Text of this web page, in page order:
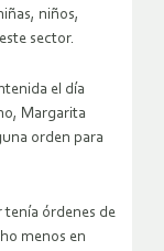
niños,
sector.
el día
Margarita
orden para
tenía órdenes de
menos en